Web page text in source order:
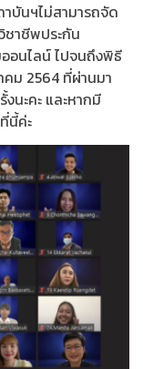
บันฯไม่สามารถจัด
ชาชีพประกัน
อนไลน์ ไปจนถึงพิธี
คม 2564 ที่ผ่านมา
นะคะ และหากมี
นี้ค่ะ